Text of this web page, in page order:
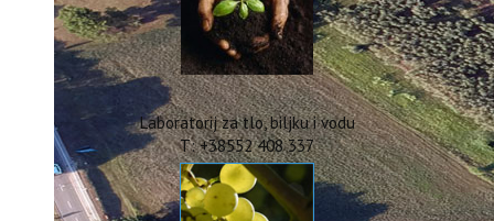
Izdavačka djelatnost
Izbor u znanstvena zvanja
Dokumenti
Statut
Strategija
CIP
Pravo na pristup informacijama
Zaštita osobnih podataka
Godišnji izvještaj
Laboratorij za tlo, biljku i vodu
T: +38552 408 337